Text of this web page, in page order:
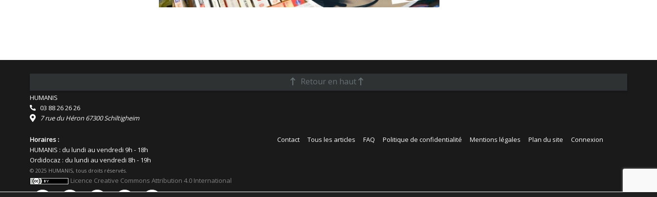
Retour en haut
Contact Tous les articles FAQ Politique de confidentialité Mentions légales Plan du site Connexion
HUMANIS
03 88 26 26 26
7 rue du Héron 67300 Schiltigheim
Horaires :
HUMANIS : du lundi au vendredi 9h - 18h
Ordidocaz : du lundi au vendredi 8h - 19h
© 2025 HUMANIS, tous droits réservés.
Licence Creative Commons Attribution 4.0 International